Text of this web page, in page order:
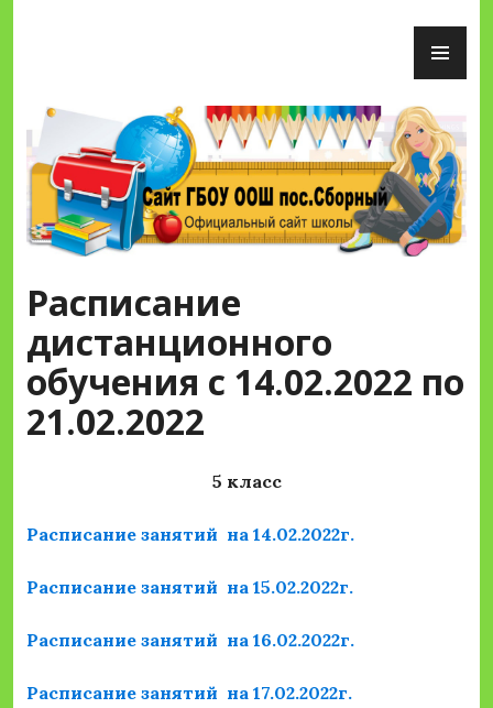
Сайт ГБОУ ООШ пос.Сборный
Расписание
дистанционного
обучения с 14.02.2022 по
21.02.2022
5 класс
Расписание занятий на 14.02.2022г.
Расписание занятий на 15.02.2022г.
Расписание занятий на 16.02.2022г.
Расписание занятий на 17.02.2022г.